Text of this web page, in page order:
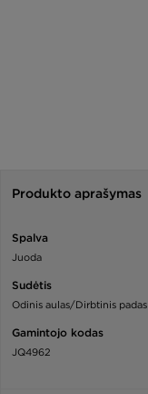
Produkto aprašymas
Spalva
Juoda
Sudėtis
Odinis aulas/Dirbtinis padas
Gamintojo kodas
JQ4962